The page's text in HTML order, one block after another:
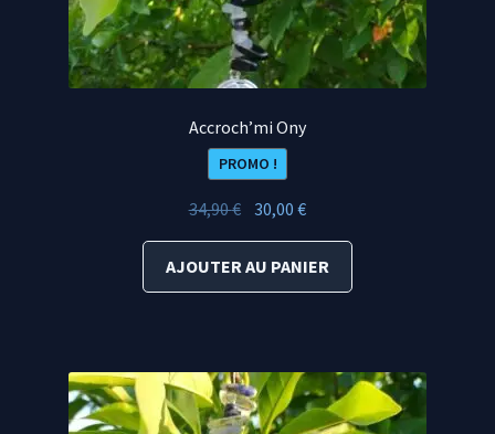
Accroch’mi Ony
PROMO !
34,90€ Le
prix
initial
était :
30,00€Le
prix
actuel
est :
AJOUTER AU PANIER